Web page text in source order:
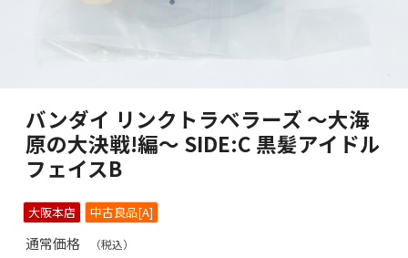
バンダイ リンクトラベラーズ ～大海
原の大決戦!編～ SIDE:C 黒髪アイドル
フェイスB
大阪本店 中古良品[A]
通常価格 （税込）